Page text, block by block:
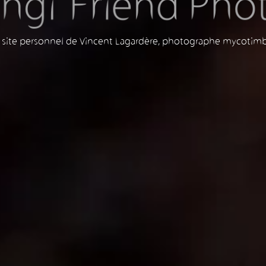
site personnel de Vincent Lagardère, photographe